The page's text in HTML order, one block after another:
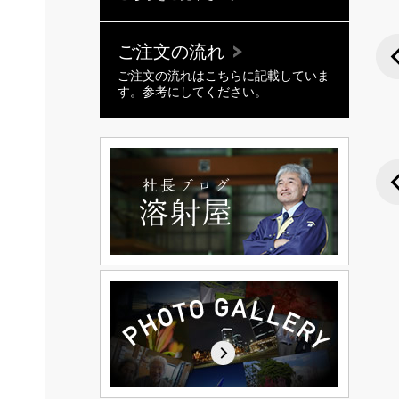
ご注文の流れ
ご注文の流れはこちらに記載していま
す。参考にしてください。